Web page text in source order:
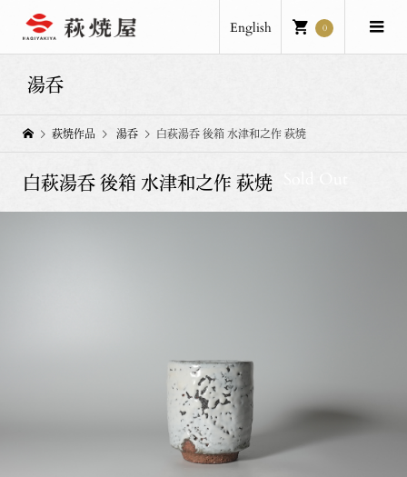
English 0
湯呑
萩焼作品 湯呑 白萩湯呑 後箱 水津和之作 萩焼
白萩湯呑 後箱 水津和之作 萩焼